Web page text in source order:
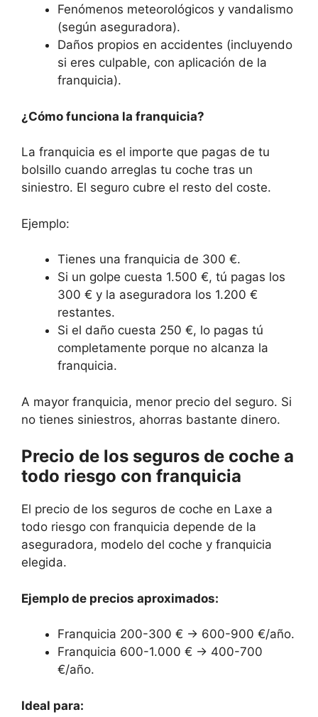
Fenómenos meteorológicos y vandalismo
(según aseguradora).
Daños propios en accidentes (incluyendo
si eres culpable, con aplicación de la
franquicia).
¿Cómo funciona la franquicia?
La franquicia es el importe que pagas de tu
bolsillo cuando arreglas tu coche tras un
siniestro. El seguro cubre el resto del coste.
Ejemplo:
Tienes una franquicia de 300 €.
Si un golpe cuesta 1.500 €, tú pagas los
300 € y la aseguradora los 1.200 €
restantes.
Si el daño cuesta 250 €, lo pagas tú
completamente porque no alcanza la
franquicia.
A mayor franquicia, menor precio del seguro. Si
no tienes siniestros, ahorras bastante dinero.
Precio de los seguros de coche a
todo riesgo con franquicia
El precio de los seguros de coche en Laxe a
todo riesgo con franquicia depende de la
aseguradora, modelo del coche y franquicia
elegida.
Ejemplo de precios aproximados:
Franquicia 200-300 € → 600-900 €/año.
Franquicia 600-1.000 € → 400-700
€/año.
Ideal para: